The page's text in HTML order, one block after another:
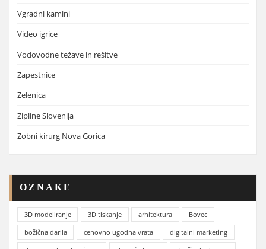
Vgradni kamini
Video igrice
Vodovodne težave in rešitve
Zapestnice
Zelenica
Zipline Slovenija
Zobni kirurg Nova Gorica
OZNAKE
3D modeliranje 3D tiskanje arhitektura
Bovec
božična darila
cenovno ugodna vrata
digitalni marketing